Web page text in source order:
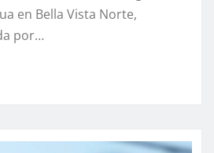
en Bella Vista Norte,
por…